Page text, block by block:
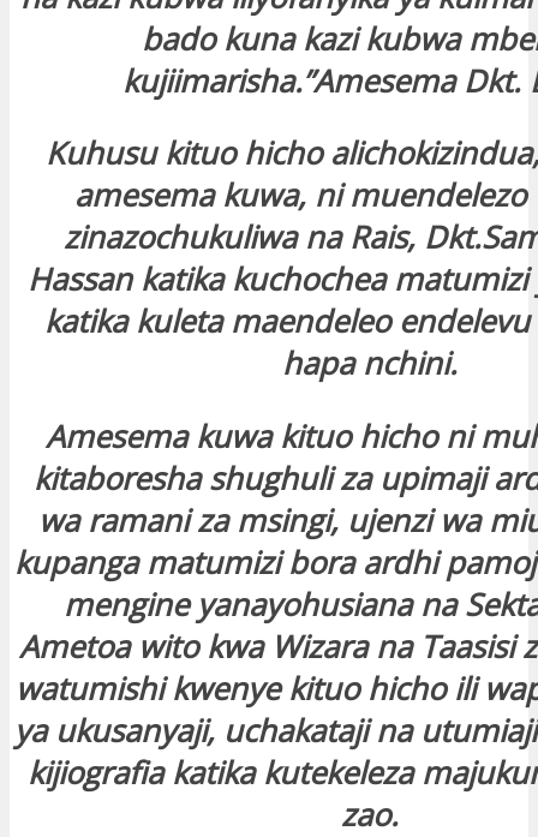
bado kuna kazi kubwa
kujiimarisha.”Amesema Dkt.
Kuhusu kituo hicho
amesema kuwa, ni muendelezo
zinazochukuliwa na Rais,
Hassan katika kuchochea
katika kuleta maendeleo
hapa nchini.
Amesema kuwa kituo hicho ni
kitaboresha shughuli za upimaji
wa ramani za msingi, ujenzi wa
kupanga matumizi bora ardhi
mengine yanayohusiana na
Ametoa wito kwa Wizara na Taasisi
watumishi kwenye kituo hicho ili
ya ukusanyaji, uchakataji na
kijiografia katika kutekeleza
zao.